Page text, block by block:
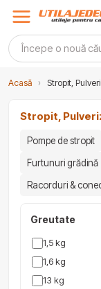
Acasă › Stropit,
Stropit,
Pompe de stropit
Furtunuri grădină
Racorduri &
Greutate
1,5 kg
1,6 kg
13 kg